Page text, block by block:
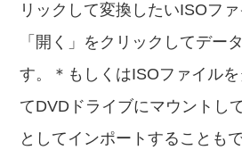
リックして変換したいISOファ
「開く」をクリックしてデー
す。＊もしくはISOファイル
てDVDドライブにマウントし
としてインポートすることもで